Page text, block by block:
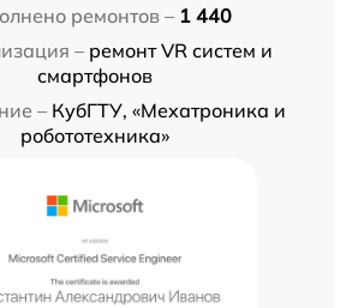
ремонтов – 1 440
– ремонт VR систем и
смартфонов
– КубГТУ, «Мехатроника и
робототехника»